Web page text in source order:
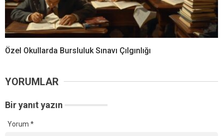
Özel Okullarda Bursluluk Sınavı Çılgınlığı
YORUMLAR
Bir yanıt yazın
Yorum *